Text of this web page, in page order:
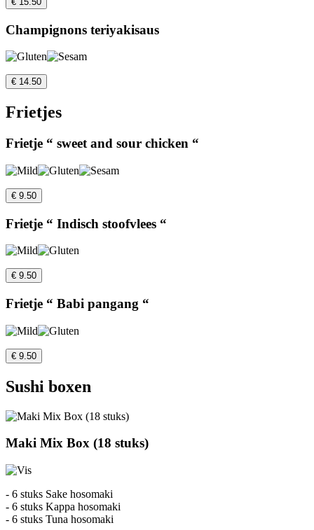
Champignons teriyakisaus
€ 14.50
Frietjes
Frietje “ sweet and sour chicken “
€ 9.50
Frietje “ Indisch stoofvlees “
€ 9.50
Frietje “ Babi pangang “
€ 9.50
Sushi boxen
Maki Mix Box (18 stuks)
- 6 stuks Sake hosomaki
- 6 stuks Kappa hosomaki
- 6 stuks Tuna hosomaki